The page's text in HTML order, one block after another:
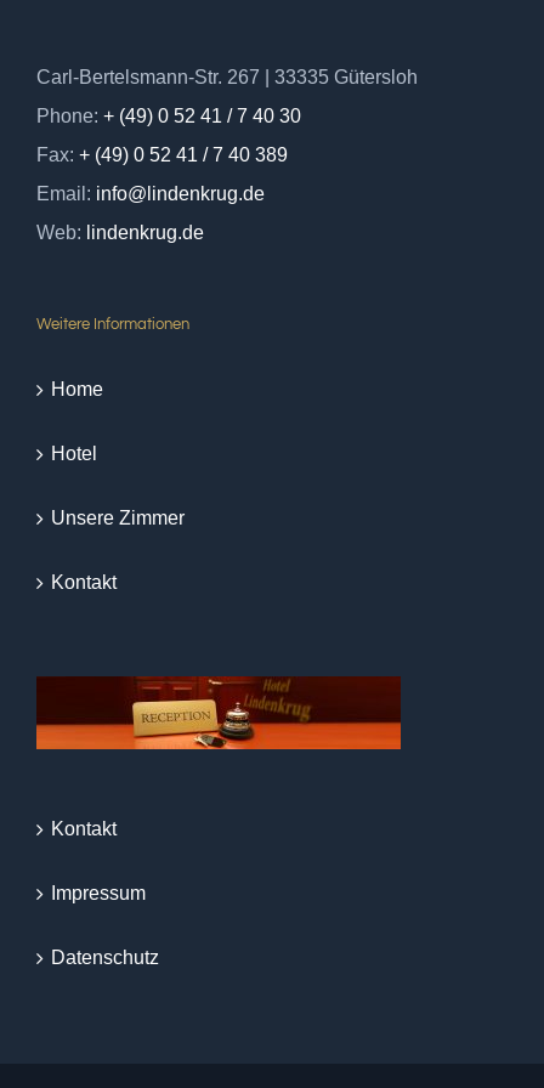
Carl-Bertelsmann-Str. 267 | 33335 Gütersloh
Phone: + (49) 0 52 41 / 7 40 30
Fax: + (49) 0 52 41 / 7 40 389
Email: info@lindenkrug.de
Web: lindenkrug.de
Weitere Informationen
Home
Hotel
Unsere Zimmer
Kontakt
Kontakt
Impressum
Datenschutz